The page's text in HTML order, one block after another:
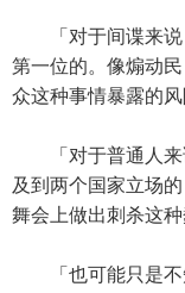
「对于间谍来说
第一位的。像煽动民
众这种事情暴露的风
「对于普通人来
及到两个国家立场的
舞会上做出刺杀这
「也可能只是不